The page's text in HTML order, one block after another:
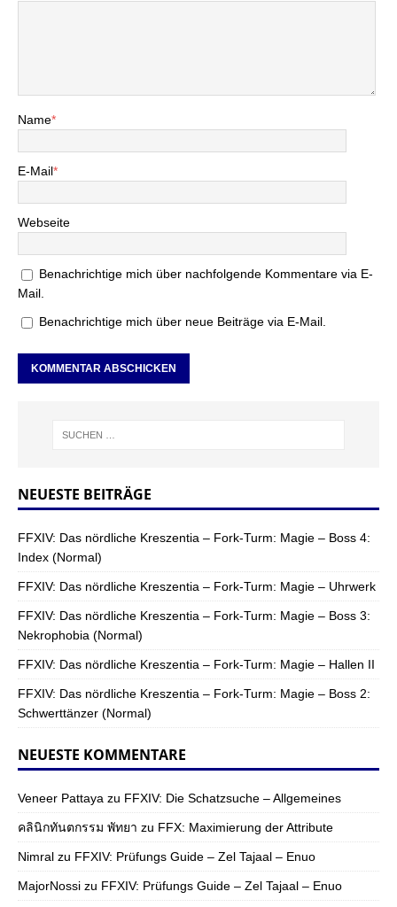
Name*
E-Mail*
Webseite
Benachrichtige mich über nachfolgende Kommentare via E-
Mail.
Benachrichtige mich über neue Beiträge via E-Mail.
NEUESTE BEITRÄGE
FFXIV: Das nördliche Kreszentia – Fork-Turm: Magie – Boss 4:
Index (Normal)
FFXIV: Das nördliche Kreszentia – Fork-Turm: Magie – Uhrwerk
FFXIV: Das nördliche Kreszentia – Fork-Turm: Magie – Boss 3:
Nekrophobia (Normal)
FFXIV: Das nördliche Kreszentia – Fork-Turm: Magie – Hallen II
FFXIV: Das nördliche Kreszentia – Fork-Turm: Magie – Boss 2:
Schwerttänzer (Normal)
NEUESTE KOMMENTARE
Veneer Pattaya zu FFXIV: Die Schatzsuche – Allgemeines
คลินิกทันตกรรม พัทยา zu FFX: Maximierung der Attribute
Nimral zu FFXIV: Prüfungs Guide – Zel Tajaal – Enuo
MajorNossi zu FFXIV: Prüfungs Guide – Zel Tajaal – Enuo